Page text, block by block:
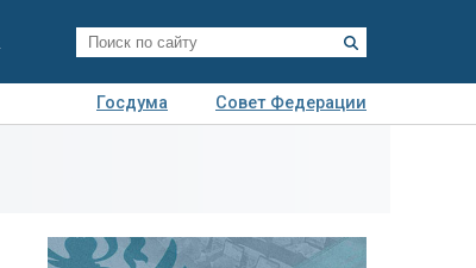
Госдума
Совет Федерации